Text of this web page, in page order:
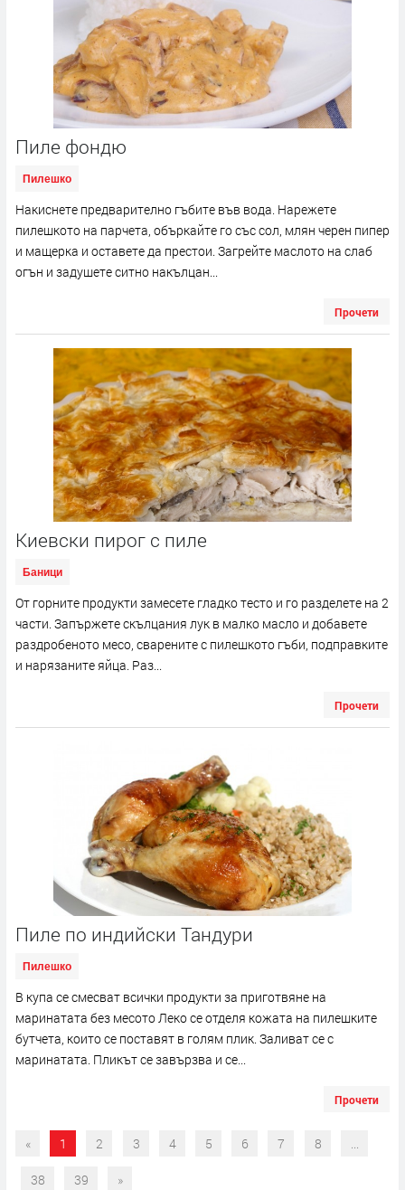
Пиле фондю
Пилешко
Накиснете предварително гъбите във вода. Нарежете
пилешкото на парчета, объркайте го със сол, млян черен пипер
и мащерка и оставете да престои. Загрейте маслото на слаб
огън и задушете ситно накълцан...
Прочети
Киевски пирог с пиле
Баници
От горните продукти замесете гладко тесто и го разделете на 2
части. Запържете скълцания лук в малко масло и добавете
раздробеното месо, сварените с пилешкото гъби, подправките
и нарязаните яйца. Раз...
Прочети
Пиле по индийски Тандури
Пилешко
В купа се смесват всички продукти за приготвяне на
маринатата без месото Леко се отделя кожата на пилешките
бутчета, които се поставят в голям плик. Заливат се с
маринатата. Пликът се завързва и се...
Прочети
« 1 2 3 4 5 6 7 8 ...
38 39 »